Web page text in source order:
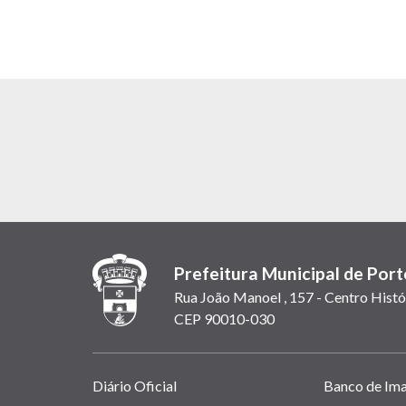
Prefeitura Municipal de
Rua João Manoel , 157 - Centro
CEP 90010-030
Links
Diário Oficial Banco de